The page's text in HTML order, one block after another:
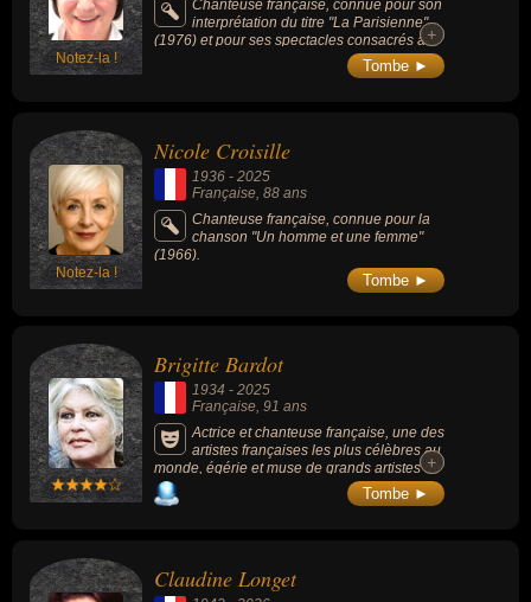
Notez-la !
Chanteuse française, connue pour son
interprétation du titre "La Parisienne"
(1976) et pour ses spectacles consacrés à
Barbara, reconnue pour son jeu de piano
virtuose et énergique qu'elle associait à un
+
+
Tombe ►
Notez-la !
Nicole Croisille
1936 - 2025
Française , 88 ans
Chanteuse française, connue pour la
chanson "Un homme et une femme"
(1966).
Tombe ►
Brigitte Bardot
1934 - 2025
Française, 91 ans
Actrice et chanteuse française, une des
artistes françaises les plus célèbres au
monde, égérie et muse de grands artistes de
l'époque, figure féminine des années 1950-
1970, emblème de l'émancipation des
en près de 21 ans de carrière. Grande
défenseur des droits des animaux, elle crée
+
+
Tombe ►
Claudine Longet